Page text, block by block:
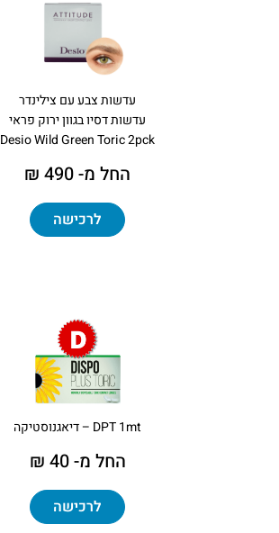
עדשות צבע עם צילינדר
עדשות דסיו בגוון ירוק פראי
Desio Wild Green Toric 2pck
החל מ- 490 ₪
לרכישה
DPT 1mt – דיאגנוסטיקה
החל מ- 40 ₪
לרכישה